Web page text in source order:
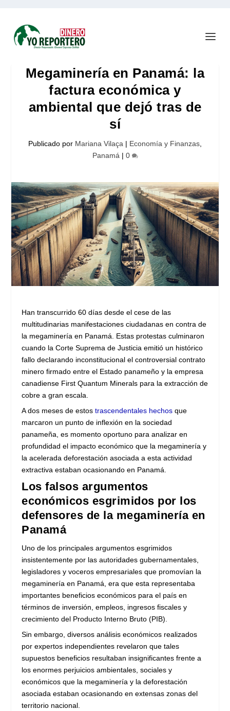
Megaminería en Panamá: la
factura económica y
ambiental que dejó tras de
sí
Publicado por Mariana Vilaça | Economía y Finanzas
Panamá | 0
Han transcurrido 60 días desde el cese de las
multitudinarias manifestaciones ciudadanas en contra de
la megaminería en Panamá. Estas protestas culminaron
cuando la Corte Suprema de Justicia emitió un histórico
fallo declarando inconstitucional el controversial contrato
minero firmado entre el Estado panameño y la empresa
canadiense First Quantum Minerals para la extracción de
cobre a gran escala.
A dos meses de estostrascendentales hechos que
marcaron un punto de inflexión en la sociedad
panameña, es momento oportuno para analizar en
profundidad el impacto económico que la megaminería y
la acelerada deforestación asociada a esta actividad
extractiva estaban ocasionando en Panamá.
Los falsos argumentos
económicos esgrimidos por los
defensores de la megaminería en
Panamá
Uno de los principales argumentos esgrimidos
insistentemente por las autoridades gubernamentales,
legisladores y voceros empresariales que promovían la
megaminería en Panamá, era que esta representaba
importantes beneficios económicos para el país en
términos de inversión, empleos, ingresos fiscales y
crecimiento del Producto Interno Bruto (PIB).
Sin embargo, diversos análisis económicos realizados
por expertos independientes revelaron que tales
supuestos beneficios resultaban insignificantes frente a
los enormes perjuicios ambientales, sociales y
económicos que la megaminería y la deforestación
asociada estaban ocasionando en extensas zonas del
territorio nacional.